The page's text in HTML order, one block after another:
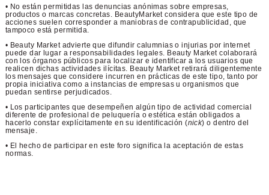
• No están permitidas las denuncias anónimas sobre empresas,
productos o marcas concretas. BeautyMarket considera que este tipo de
acciones suelen corresponder a maniobras de contrapublicidad, que
tampoco está permitida.
• Beauty Market advierte que difundir calumnias o injurias por internet
puede dar lugar a responsabilidades legales. Beauty Market colaborará
con los órganos públicos para localizar e identificar a los usuarios que
realicen dichas actividades ilícitas. Beauty Market retirará diligentemente
los mensajes que considere incurren en prácticas de este tipo, tanto por
propia iniciativa como a instancias de empresas u organismos que
puedan sentirse perjudicados.
• Los participantes que desempeñen algún tipo de actividad comercial
diferente de profesional de peluquería o estética están obligados a
hacerlo constar explícitamente en su identificación (nick) o dentro del
mensaje.
• El hecho de participar en este foro significa la aceptación de estas
normas.